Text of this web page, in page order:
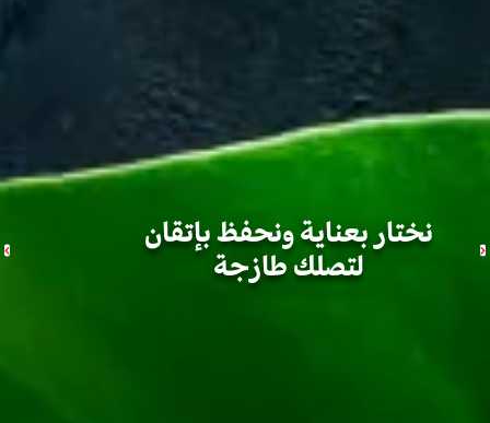
نختار بعناية ونحفظ بإتقان
لتصلك طازجة